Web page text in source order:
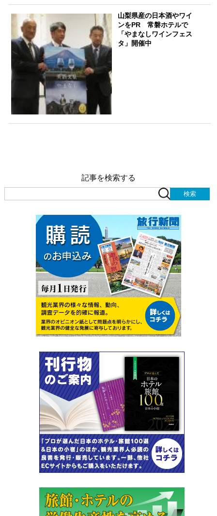
山梨県産の日本酒やワイ
ンをPR 常磐ホテルで
「やまなしワインフェス
タ」開催中
記事を検索する